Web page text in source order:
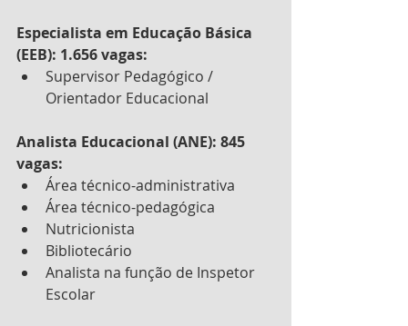
Especialista em Educação Básica
(EEB): 1.656 vagas:
Supervisor Pedagógico /
Orientador Educacional
Analista Educacional (ANE): 845
vagas:
Área técnico-administrativa
Área técnico-pedagógica
Nutricionista
Bibliotecário
Analista na função de Inspetor
Escolar